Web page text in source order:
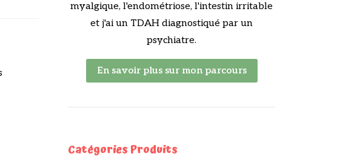
myalgique, l'endométriose, l'intestin irritable
et j'ai un TDAH diagnostiqué par un
psychiatre.
En savoir plus sur mon parcours
Catégories Produits